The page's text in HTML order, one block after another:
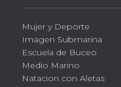
Mujer y Deporte
Imagen Submarina
Escuela de Buceo
Medio Marino
Natacion con Aletas